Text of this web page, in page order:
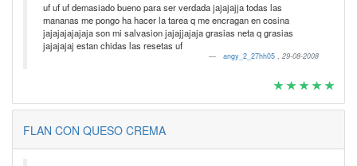
uf uf uf demasiado bueno para ser verdada jajajajja todas las
mananas me pongo ha hacer la tarea q me encragan en cosina
jajajajajajaja son mi salvasion jajajjajaja grasias neta q grasias
jajajajaj estan chidas las resetas uf
angy_2_27hh05 , 29-08-2008
FLAN CON QUESO CREMA